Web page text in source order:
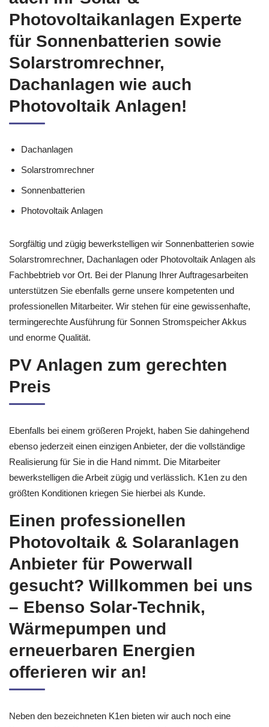
Photovoltaikanlagen Experte
für Sonnenbatterien sowie
Solarstromrechner,
Dachanlagen wie auch
Photovoltaik Anlagen!
Dachanlagen
Solarstromrechner
Sonnenbatterien
Photovoltaik Anlagen
Sorgfältig und zügig bewerkstelligen wir Sonnenbatterien sowie
Solarstromrechner, Dachanlagen oder Photovoltaik Anlagen als
Fachbebtrieb vor Ort. Bei der Planung Ihrer Auftragesarbeiten
unterstützen Sie ebenfalls gerne unsere kompetenten und
professionellen Mitarbeiter. Wir stehen für eine gewissenhafte,
termingerechte Ausführung für Sonnen Stromspeicher Akkus
und enorme Qualität.
PV Anlagen zum gerechten
Preis
Ebenfalls bei einem größeren Projekt, haben Sie dahingehend
ebenso jederzeit einen einzigen Anbieter, der die vollständige
Realisierung für Sie in die Hand nimmt. Die Mitarbeiter
bewerkstelligen die Arbeit zügig und verlässlich. K1en zu den
größten Konditionen kriegen Sie hierbei als Kunde.
Einen professionellen
Photovoltaik & Solaranlagen
Anbieter für Powerwall
gesucht? Willkommen bei uns
– Ebenso Solar-Technik,
Wärmepumpen und
erneuerbaren Energien
offerieren wir an!
Neben den bezeichneten K1en bieten wir auch noch eine